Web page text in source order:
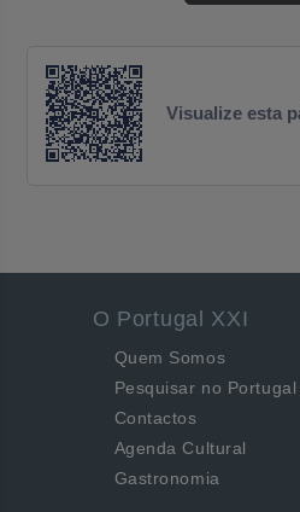
Visualize esta
O Portugal XXI
Quem Somos
Pesquisar no Portugal
Contactos
Agenda Cultural
Gastronomia